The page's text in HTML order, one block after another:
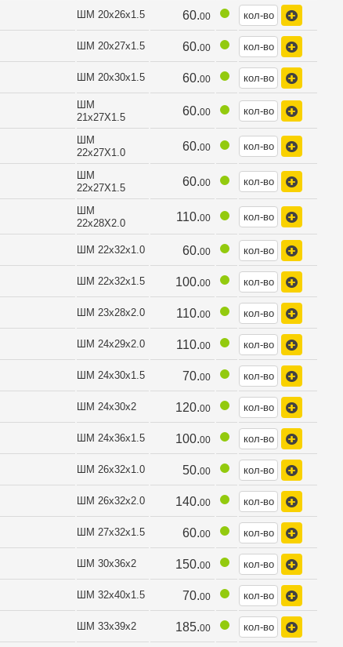
ШМ 20х26х1.5 60.00
ШМ 20x27x1.5 60.00
ШМ 20х30х1.5 60.00
ШМ
21х27X1.5
60.00
ШМ
22х27X1.0
60.00
ШМ
22х27X1.5
60.00
ШМ
22х28X2.0
110.00
ШМ 22х32х1.0 60.00
ШМ 22х32х1.5 100.00
ШМ 23х28х2.0 110.00
ШМ 24х29х2.0 110.00
ШМ 24х30х1.5 70.00
ШМ 24х30х2 120.00
ШМ 24х36х1.5 100.00
ШМ 26х32х1.0 50.00
ШМ 26х32х2.0 140.00
ШМ 27х32х1.5 60.00
ШМ 30х36х2 150.00
ШМ 32х40х1.5 70.00
ШМ 33х39х2 185.00